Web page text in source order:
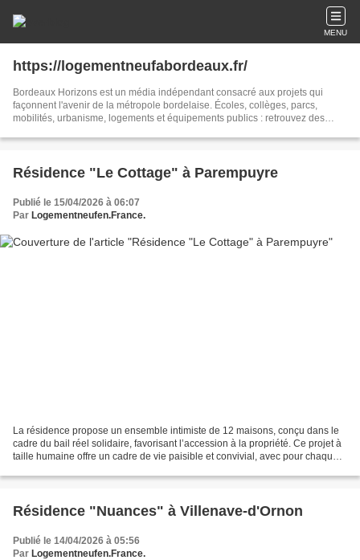
MENU
https://logementneufabordeaux.fr/
Bordeaux Horizons est un média indépendant consacré aux projets qui
façonnent l'avenir de la métropole bordelaise. Écoles, collèges, parcs,
mobilités, urbanisme, logements et équipements publics : retrouvez des
suivre les transformations du territoire.
Résidence "Le Cottage" à Parempuyre
Publié le 15/04/2026 à 06:07
Par Logementneufen.France.
La résidence propose un ensemble intimiste de 12 maisons, conçu dans le
cadre du bail réel solidaire, favorisant l’accession à la propriété. Ce projet à
taille humaine offre un cadre de vie paisible et convivial, avec pour chaque
Résidence "Nuances" à Villenave-d'Ornon
Publié le 14/04/2026 à 05:56
Par Logementneufen.France.